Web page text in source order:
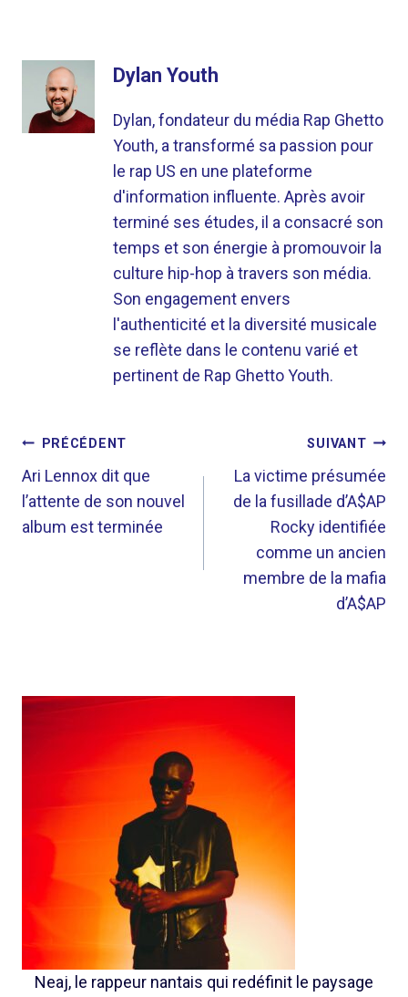
Dylan Youth
Dylan, fondateur du média Rap Ghetto
Youth, a transformé sa passion pour
le rap US en une plateforme
d'information influente. Après avoir
terminé ses études, il a consacré son
temps et son énergie à promouvoir la
culture hip-hop à travers son média.
Son engagement envers
l'authenticité et la diversité musicale
se reflète dans le contenu varié et
pertinent de Rap Ghetto Youth.
NAVIGATION
DE
L’ARTICLE
PRÉCÉDENT
Ari Lennox dit que
l’attente de son nouvel
album est terminée
SUIVANT
La victime présumée
de la fusillade d’A$AP
Rocky identifiée
comme un ancien
membre de la mafia
d’A$AP
Neaj, le rappeur nantais qui redéfinit le paysage